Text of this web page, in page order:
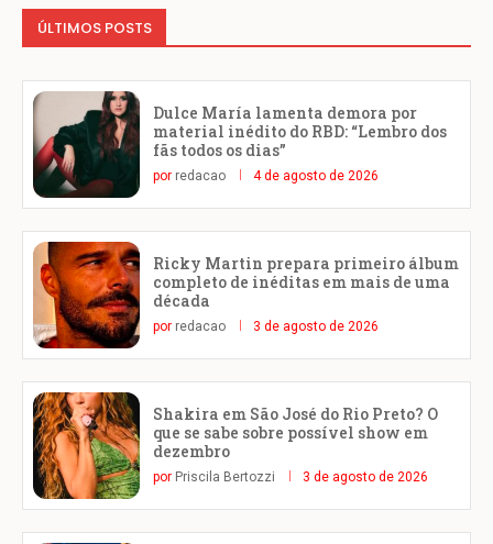
ÚLTIMOS POSTS
Dulce María lamenta demora por
material inédito do RBD: “Lembro dos
fãs todos os dias”
por redacao 4 de agosto de 2026
Ricky Martin prepara primeiro álbum
completo de inéditas em mais de uma
década
por redacao 3 de agosto de 2026
Shakira em São José do Rio Preto? O
que se sabe sobre possível show em
dezembro
por Priscila Bertozzi 3 de agosto de 2026